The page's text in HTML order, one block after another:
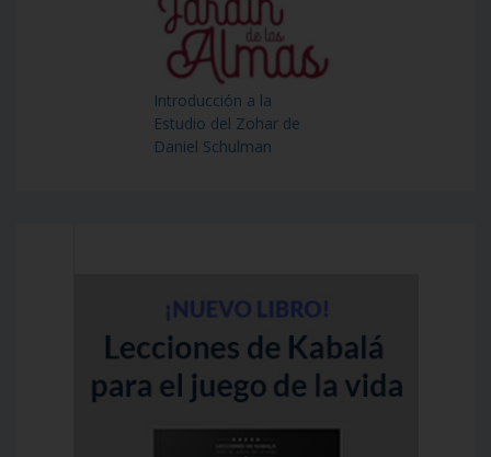
Introducción a la
Estudio del Zohar de
Daniel Schulman